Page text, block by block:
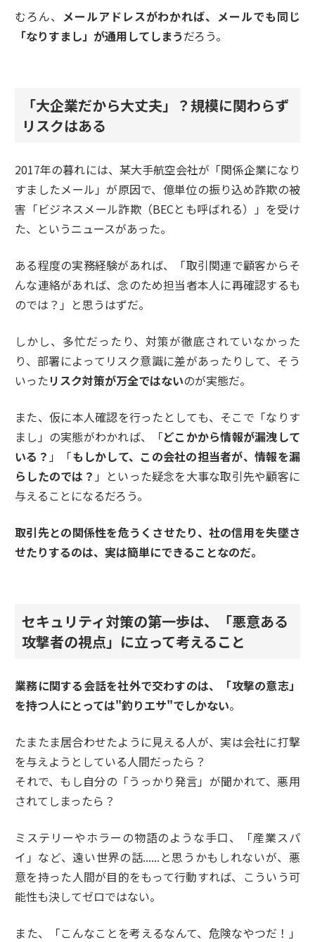
むろん、 メールアドレスがわかれば、メールでも同じ
「なりすまし」が通用してしまうだろう。
「大企業だから大丈夫」？規模に関わらず
リスクはある
2017年の暮れには、某大手航空会社が「関係企業になり
すましたメール」が原因で、億単位の振り込め詐欺の被
害「ビジネスメール詐欺（BECとも呼ばれる）」を受け
た、というニュースがあった。
ある程度の実務経験があれば、「取引関連で顧客からそ
んな連絡があれば、念のため担当者本人に再確認するも
のでは？」と思うはずだ。
しかし、多忙だったり、対策が徹底されていなかった
り、部署によってリスク意識に差があったりして、そう
いったリスク対策が万全ではないのが実態だ。
また、仮に本人確認を行ったとしても、そこで「なりす
まし」の実態がわかれば、「どこかから情報が漏洩して
いる？ 」「もしかして、この会社の担当者が、情報を漏
らしたのでは？ 」といった疑念を大事な取引先や顧客に
与えることになるだろう。
取引先との関係性を危うくさせたり、社の信用を失墜さ
せたりするのは、実は簡単にできることなのだ。
セキュリティ対策の第一歩は、「悪意ある
攻撃者の視点」に立って考えること
業務に関する会話を社外で交わすのは、「攻撃の意志」
を持つ人にとっては"釣りエサ"でしかない。
たまたま居合わせたように見える人が、実は会社に打撃
を与えようとしている人間だったら？
それで、もし自分の「うっかり発言」が聞かれて、悪用
されてしまったら？
ミステリーやホラーの物語のような手口、「産業スパ
イ」など、遠い世界の話......と思うかもしれないが、悪
意を持った人間が目的をもって行動すれば、こういう可
能性も決してゼロではない。
また、「こんなことを考えるなんて、危険なやつだ！」